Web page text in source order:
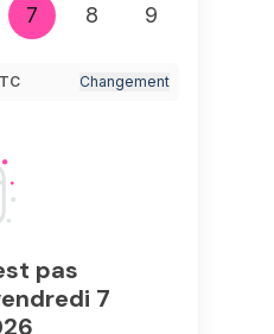
7 8 9
Changement
pas
7